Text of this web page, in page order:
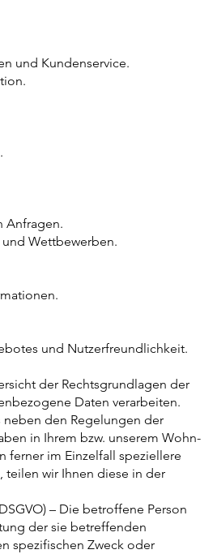
und Kundenservice.
Anfragen.
Wettbewerben.
und Nutzerfreundlichkeit.
der Rechtsgrundlagen der
Daten verarbeiten.
neben den Regelungen der
in Ihrem bzw. unserem Wohn-
ferner im Einzelfall speziellere
teilen wir Ihnen diese in der
– Die betroffene Person
der sie betreffenden
spezifischen Zweck oder